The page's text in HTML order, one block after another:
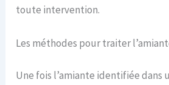
toute intervention.
Les méthodes pour traiter
Une fois l’amiante identifiée dans